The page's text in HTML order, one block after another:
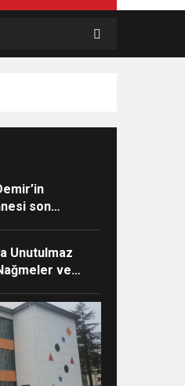
EMRULLAH TAŞ’ I
son
Unutulmaz
ve